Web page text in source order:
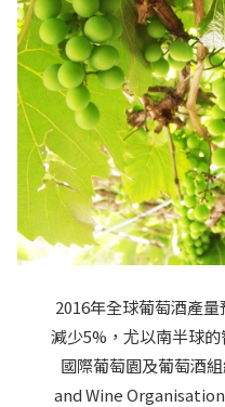
2016年全球葡萄酒產
減少5%，尤以南半球
國際葡萄園及葡萄酒
and Wine